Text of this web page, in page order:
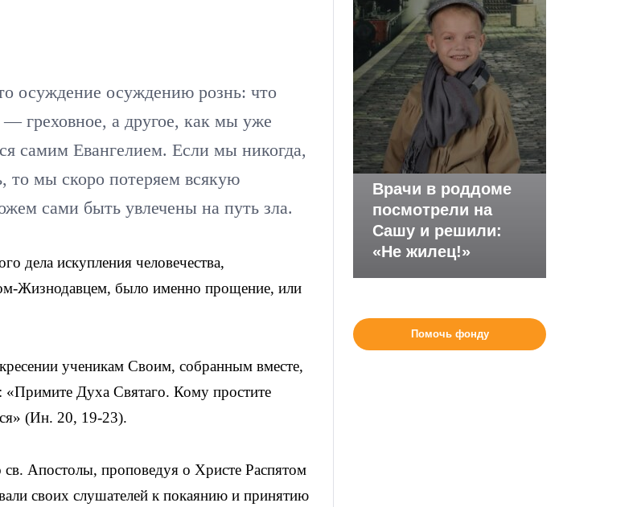
осуждение осуждению рознь: что
греховное, а другое, как мы уже
самим Евангелием. Если мы никогда,
то мы скоро потеряем всякую
сами быть увлечены на путь зла.
дела искупления человечества,
Жизнодавцем, было именно прощение, или
ученикам Своим, собранным вместе,
«Примите Духа Святаго. Кому простите
(Ин. 20, 19-23).
Апостолы, проповедуя о Христе Распятом
своих слушателей к покаянию и принятию
Врачи в роддоме
посмотрели на
Сашу и решили:
«Не жилец!»
Помочь фонду